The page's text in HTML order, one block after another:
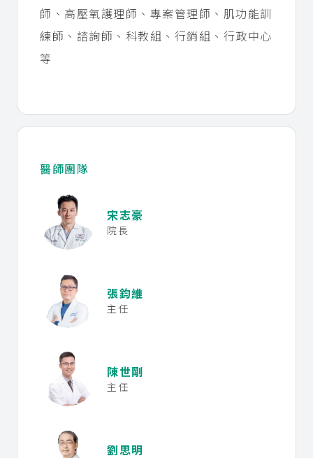
師、高壓氧護理師、專案管理師、肌功能訓
練師、諮詢師、科教組、行銷組、行政中心
等
醫師團隊
宋志豪
院長
張鈞維
主任
陳世剛
主任
劉思明